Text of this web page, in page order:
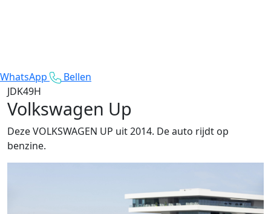
WhatsApp
Bellen
JDK49H
Volkswagen Up
Deze VOLKSWAGEN UP uit 2014. De auto rijdt op
benzine.